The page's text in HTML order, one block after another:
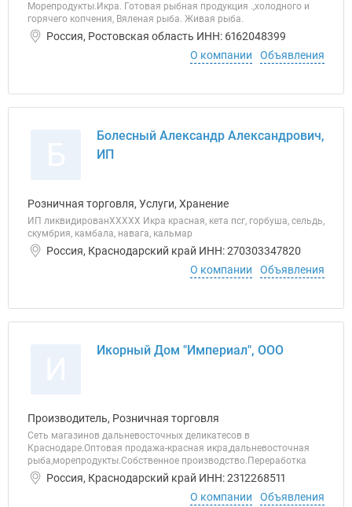
Морепродукты.Икра. Готовая рыбная продукция .,холодного и
горячего копчения, Вяленая рыба. Живая рыба.
Россия, Ростовская область ИНН: 6162048399
О компании
Объявления
Болесный Александр Александрович,
ИП
Розничная торговля, Услуги, Хранение
ИП ликвидированХХХХХ Икра красная, кета псг, горбуша, сельдь,
скумбрия, камбала, навага, кальмар
Россия, Краснодарский край ИНН: 270303347820
О компании
Объявления
Икорный Дом "Империал", ООО
Производитель, Розничная торговля
Сеть магазинов дальневосточных деликатесов в
Краснодаре.Оптовая продажа-красная икра,дальневосточная
рыба,морепродукты.Собственное производство.Переработка
Россия, Краснодарский край ИНН: 2312268511
О компании
Объявления